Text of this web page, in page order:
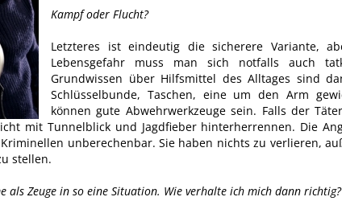
Kampf oder Flucht?
Letzteres ist eindeutig die sicherere Variante,
Lebensgefahr muss man sich notfalls auch
Grundwissen über Hilfsmittel des Alltages sind
Schlüsselbunde, Taschen, eine um den Arm
können gute Abwehrwerkzeuge sein. Falls der
mit Tunnelblick und Jagdfieber hinterherrennen. Die
unberechenbar. Sie haben nichts zu verlieren,
stellen.
als Zeuge in so eine Situation. Wie verhalte ich mich dann richtig?